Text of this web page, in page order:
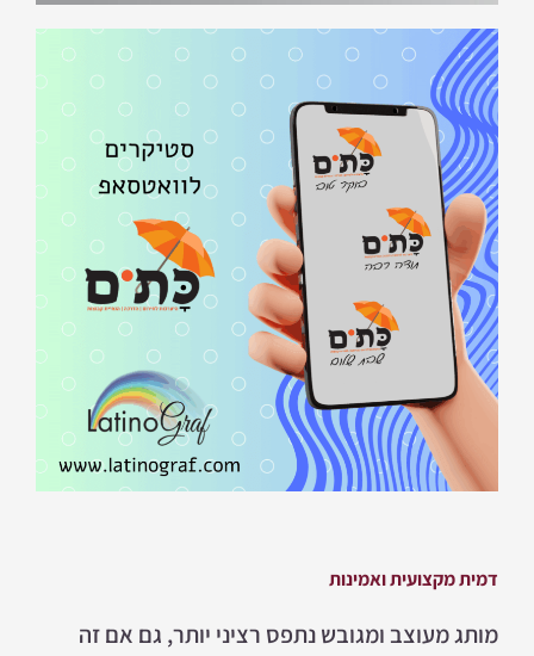
דמית מקצועית ואמינות
מותג מעוצב ומגובש נתפס רציני יותר, גם אם זה